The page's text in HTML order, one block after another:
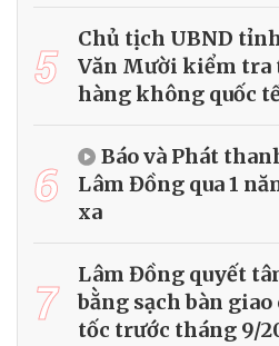
5
Chủ tịch UBND
Văn Mười kiểm tra
hàng không quốc
6
Báo và Phát
Lâm Đồng qua 1
xa
7
Lâm Đồng quyết
bằng sạch bàn giao
tốc trước tháng 9/